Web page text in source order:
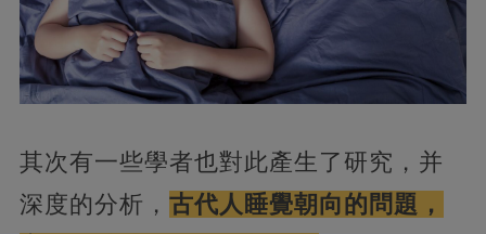
其次有一些學者也對此產生了研究，并
深度的分析， 古代人睡覺朝向的問題，